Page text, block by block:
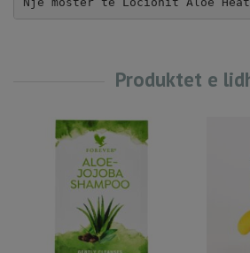
Produktet e